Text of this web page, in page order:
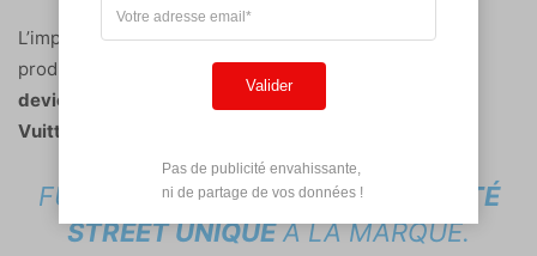
L’impact de Future confirme ce choix. Le rappeur,
producteur et compositeur primé aux Grammy, Future,
devient le nouvel ambassadeur de la maison Louis
Vuitton
FUTURE APPORTE UNECRÉDIBILITÉ
STREET UNIQUEÀ LA MARQUE.
Valider
Pas de publicité envahissante,
ni de partage de vos données !